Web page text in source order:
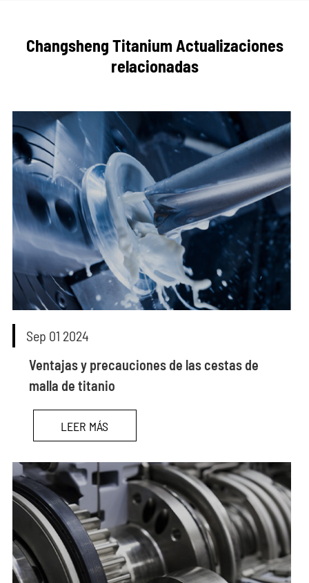
Changsheng Titanium Actualizaciones
relacionadas
Sep 01 2024
Ventajas y precauciones de las cestas de
malla de titanio
LEER MÁS